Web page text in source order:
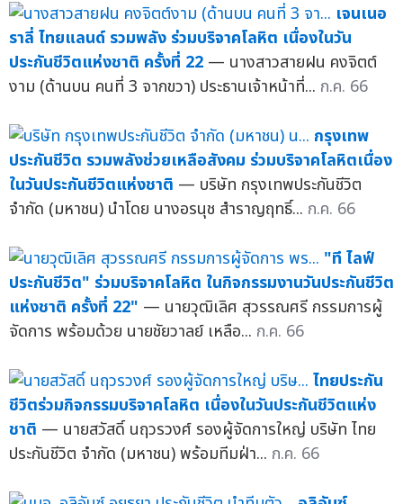
เจนเนอ
ราลี่ ไทยแลนด์ รวมพลัง ร่วมบริจาคโลหิต เนื่องในวัน
ประกันชีวิตแห่งชาติ ครั้งที่ 22 — นางสาวสายฝน คงจิตต์
งาม (ด้านบน คนที่ 3 จากขวา) ประธานเจ้าหน้าที่... ก.ค. 66
กรุงเทพ
ประกันชีวิต รวมพลังช่วยเหลือสังคม ร่วมบริจาคโลหิตเนื่อง
ในวันประกันชีวิตแห่งชาติ — บริษัท กรุงเทพประกันชีวิต
จำกัด (มหาชน) นำโดย นางอรนุช สำราญฤทธิ์... ก.ค. 66
"ที ไลฟ์
ประกันชีวิต" ร่วมบริจาคโลหิต ในกิจกรรมงานวันประกันชีวิต
แห่งชาติ ครั้งที่ 22" — นายวุฒิเลิศ สุวรรณศรี กรรมการผู้
จัดการ พร้อมด้วย นายชัยวาลย์ เหลือ... ก.ค. 66
ไทยประกัน
ชีวิตร่วมกิจกรรมบริจาคโลหิต เนื่องในวันประกันชีวิตแห่ง
ชาติ — นายสวัสดิ์ นฤวรวงศ์ รองผู้จัดการใหญ่ บริษัท ไทย
ประกันชีวิต จำกัด (มหาชน) พร้อมทีมฝ่า... ก.ค. 66